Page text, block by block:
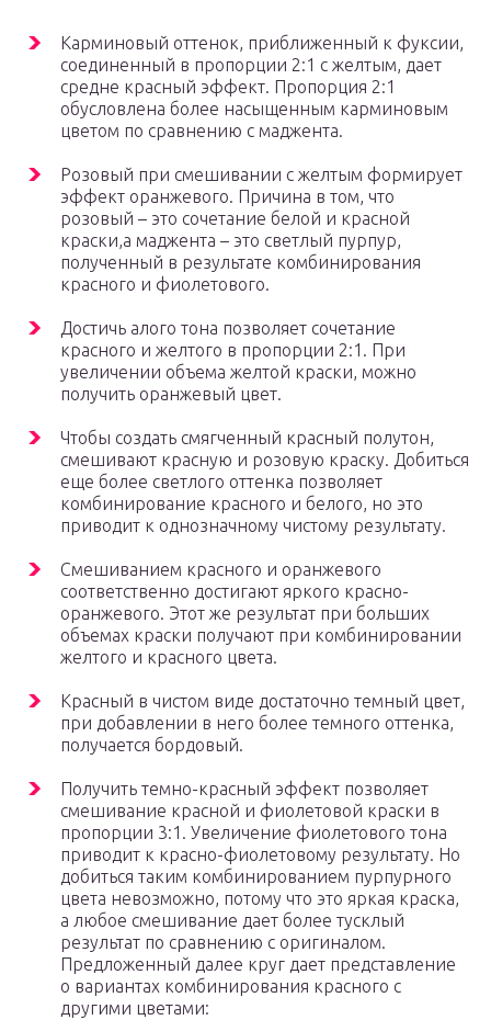
Карминовый оттенок, приближенный к фуксии,
соединенный в пропорции 2:1 с желтым, дает
средне красный эффект. Пропорция 2:1
обусловлена более насыщенным карминовым
цветом по сравнению с маджента.
Розовый при смешивании с желтым формирует
эффект оранжевого. Причина в том, что
розовый – это сочетание белой и красной
краски,а маджента – это светлый пурпур,
полученный в результате комбинирования
красного и фиолетового.
Достичь алого тона позволяет сочетание
красного и желтого в пропорции 2:1. При
увеличении объема желтой краски, можно
получить оранжевый цвет.
Чтобы создать смягченный красный полутон,
смешивают красную и розовую краску. Добиться
еще более светлого оттенка позволяет
комбинирование красного и белого, но это
приводит к однозначному чистому результату.
Смешиванием красного и оранжевого
соответственно достигают яркого красно-
оранжевого. Этот же результат при больших
объемах краски получают при комбинировании
желтого и красного цвета.
Красный в чистом виде достаточно темный цвет,
при добавлении в него более темного оттенка,
получается бордовый.
Получить темно-красный эффект позволяет
смешивание красной и фиолетовой краски в
пропорции 3:1. Увеличение фиолетового тона
приводит к красно-фиолетовому результату. Но
добиться таким комбинированием пурпурного
цвета невозможно, потому что это яркая краска,
а любое смешивание дает более тусклый
результат по сравнению с оригиналом.
Предложенный далее круг дает представление
о вариантах комбинирования красного с
другими цветами: